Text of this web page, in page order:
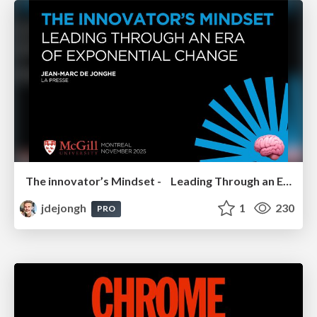
The innovator’s Mindset - Leading Through an Era of Exponential Change - McGill University 2025
jdejongh
PRO 1 230